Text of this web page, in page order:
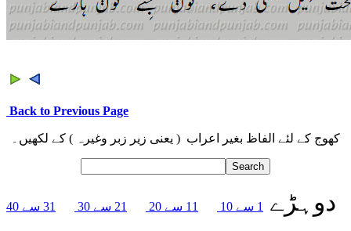
Back to Previous Page
کھوج کے لئے الفاظ بغیر اعراب ( یعنی زیر زبر وغیرہ ) کے لکھیں۔
دوہڑے 1 سے 10 11 سے 20 21 سے 30 31 سے 40